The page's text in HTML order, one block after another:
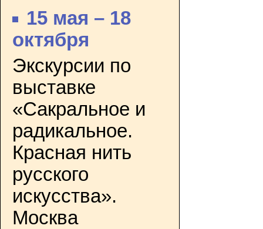
15 мая – 18
октября
Экскурсии по
выставке
«Сакральное и
радикальное.
Красная нить
русского
искусства».
Москва